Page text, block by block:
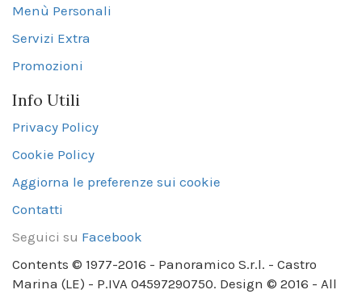
Menù Personali
Servizi Extra
Promozioni
Info Utili
Privacy Policy
Cookie Policy
Aggiorna le preferenze sui cookie
Contatti
Seguici su Facebook
Contents © 1977-2016 - Panoramico S.r.l. - Castro
Marina (LE) - P.IVA 04597290750. Design © 2016 - All